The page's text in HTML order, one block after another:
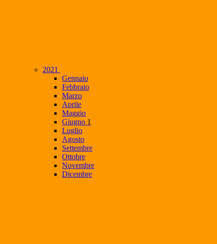
2021
Gennaio
Febbraio
Marzo
Aprile
Maggio
Giugno 1
Luglio
Agosto
Settembre
Ottobre
Novembre
Dicembre